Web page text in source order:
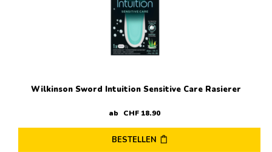
Wilkinson Sword Intuition Sensitive Care Rasierer
ab CHF18.90
BESTELLEN